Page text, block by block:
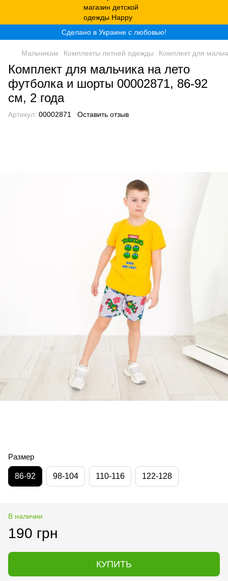
Сделано в Украине с любовью!
Мальчикам Комплекты летней одежды Комплект для
Комплект для мальчика на лето
футболка и шорты 00002871, 86-92
см, 2 года
Артикул: 00002871 Оставить отзыв
Размер
86-92 98-104 110-116 122-128
В наличии
190 грн
КУПИТЬ